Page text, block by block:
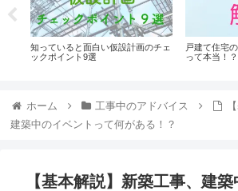
知っていると面白い仮設計画のチェ
ックポイント9選
戸建て住宅
って本当！
ホーム 工事中のアドバイス
建築中のイベントって何がある！？
【基本解説】新築工事、建